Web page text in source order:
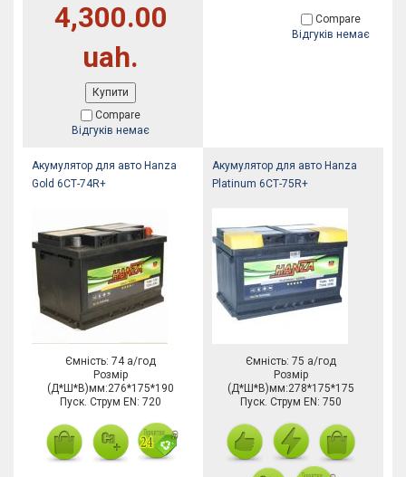
4,300.00
uah.
Купити
Compare
Відгуків немає
Compare
Відгуків немає
Акумулятор для авто Hanza
Gold 6СТ-74R+
Ємність: 74 а/год
Розмір
(Д*Ш*В)мм:276*175*190
Пуск. Струм EN: 720
Акумулятор для авто Hanza
Platinum 6СТ-75R+
Ємність: 75 а/год
Розмір
(Д*Ш*В)мм:278*175*175
Пуск. Струм EN: 750